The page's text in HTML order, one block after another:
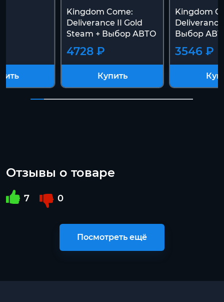
Kingdom Come:
Deliverance II Gold
Steam + Выбор АВТО
4728 ₽
Купить
Kingdom
Выбор
3546 ₽
Отзывы о товаре
7 0
Посмотреть ещё